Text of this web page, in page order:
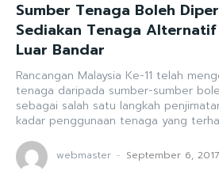
Sumber Tenaga Boleh
Sediakan Tenaga Alternatif
Luar Bandar
Rancangan Malaysia Ke-11 telah
tenaga daripada sumber-sumber
sebagai salah satu langkah
kadar penggunaan tenaga yang
webmaster - September 6, 2017